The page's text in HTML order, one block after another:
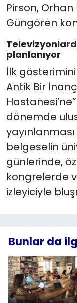
Pirson,
Güngören
planlanıyor
İlk gösterimini
Antik Bir
dönemde
belgeselin
günlerinde,
kongrelerde
izleyiciyle
Bunlar da